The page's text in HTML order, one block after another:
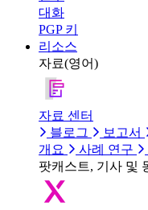
대화
PGP 키
리소스
자료(영어)
자료 센터
블로그
보고서
개요
사례 연구
팟캐스트, 기사 및